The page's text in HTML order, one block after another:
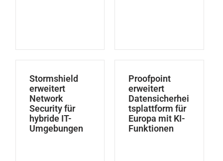
Stormshield
erweitert
Network
Security für
hybride IT-
Umgebungen
Proofpoint
erweitert
Datensicherhei
tsplattform für
Europa mit KI-
Funktionen